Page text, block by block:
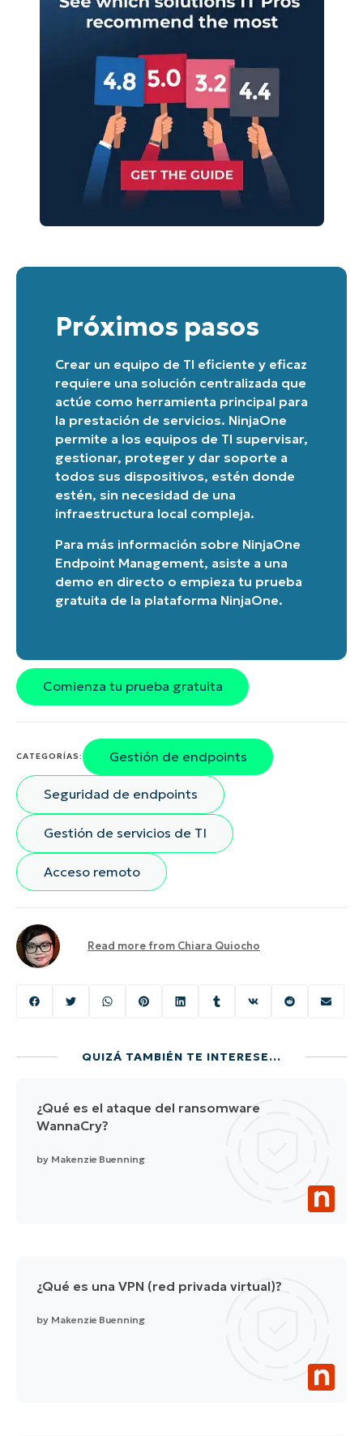
Próximos pasos
Crear un equipo de TI eficiente y eficaz
requiere una solución centralizada que
actúe como herramienta principal para
la prestación de servicios. NinjaOne
permite a los equipos de TI supervisar,
gestionar, proteger y dar soporte a
todos sus dispositivos, estén donde
estén, sin necesidad de una
infraestructura local compleja.
Para más información sobre NinjaOne
Endpoint Management, asiste a una
demo en directo o empieza tu prueba
gratuita de la plataforma NinjaOne.
Comienza tu prueba gratuita
CATEGORÍAS: Gestión de endpoints
Seguridad de endpoints
Gestión de servicios de TI
Acceso remoto
Read more from Chiara Quiocho
QUIZÁ TAMBIÉN TE INTERESE...
¿Qué es el ataque del ransomware
WannaCry?
by Makenzie Buenning
¿Qué es una VPN (red privada virtual)?
by Makenzie Buenning